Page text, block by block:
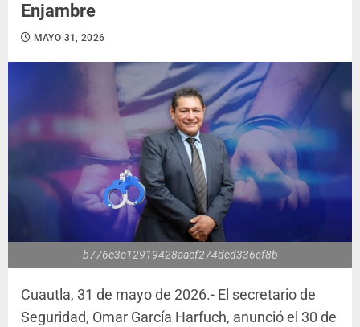
Enjambre
MAYO 31, 2026
b776e3c12919428aacf274dcd336ef8b
Cuautla, 31 de mayo de 2026.- El secretario de
Seguridad, Omar García Harfuch, anunció el 30 de